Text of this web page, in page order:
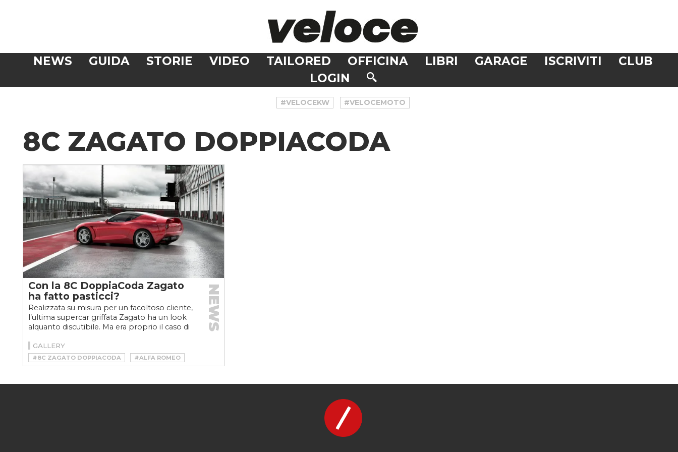
NEWS GUIDA STORIE VIDEO TAILORED OFFICINA LIBRI GARAGE ISCRIVITI
CLUB
LOGIN
#VELOCEKW #VELOCEMOTO
8C ZAGATO DOPPIACODA
Con la 8C DoppiaCoda Zagato
ha fatto pasticci?
Realizzata su misura per un facoltoso cliente,
l’ultima supercar griffata Zagato ha un look
alquanto discutibile. Ma era proprio il caso di
NEWS
GALLERY
#8C ZAGATO DOPPIACODA
#ALFA ROMEO
#ALFA ROMEO 8C COMPETIZIONE